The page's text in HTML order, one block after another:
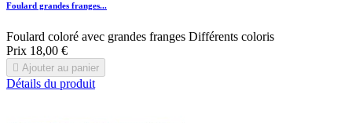
Foulard grandes franges...
Foulard coloré avec grandes franges Différents coloris
Prix 18,00 €
 Ajouter au panier
Détails du produit